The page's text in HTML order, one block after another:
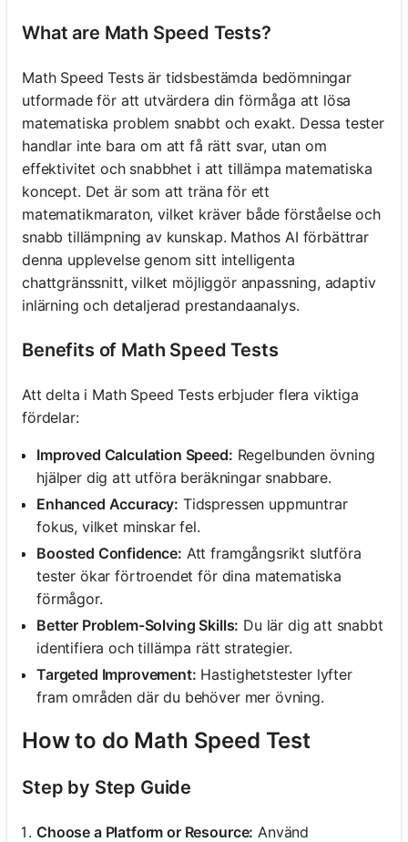
What are Math Speed Tests?
Math Speed Tests är tidsbestämda bedömningar
utformade för att utvärdera din förmåga att lösa
matematiska problem snabbt och exakt. Dessa tester
handlar inte bara om att få rätt svar, utan om
effektivitet och snabbhet i att tillämpa matematiska
koncept. Det är som att träna för ett
matematikmaraton, vilket kräver både förståelse och
snabb tillämpning av kunskap. Mathos AI förbättrar
denna upplevelse genom sitt intelligenta
chattgränssnitt, vilket möjliggör anpassning, adaptiv
inlärning och detaljerad prestandaanalys.
Benefits of Math Speed Tests
Att delta i Math Speed Tests erbjuder flera viktiga
fördelar:
Improved Calculation Speed: Regelbunden övning
hjälper dig att utföra beräkningar snabbare.
Enhanced Accuracy: Tidspressen uppmuntrar
fokus, vilket minskar fel.
Boosted Confidence: Att framgångsrikt slutföra
tester ökar förtroendet för dina matematiska
förmågor.
Better Problem-Solving Skills: Du lär dig att snabbt
identifiera och tillämpa rätt strategier.
Targeted Improvement: Hastighetstester lyfter
fram områden där du behöver mer övning.
How to do Math Speed Test
Step by Step Guide
Choose a Platform or Resource: Använd